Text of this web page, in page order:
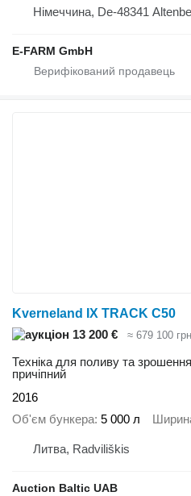
Німеччина, De-48341
E-FARM GmbH
Kverneland IX TRACK C50
13 200 €
≈ 679 100 грн
Техніка для поливу та
причіпний
2016
Об'єм бункера 5 000 л
Литва, Radviliškis
Auction Baltic UAB